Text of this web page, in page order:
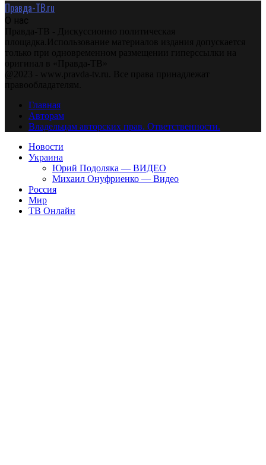
Правда-ТВ.ru
О нас
Правда-ТВ - Дискуссионно политическая
площадка.Использование материалов издания допускается
только при одновременном размещении гиперссылки на
оригинал в «Правда-ТВ»
@2023 - www.pravda-tv.ru. Все права принадлежат
правообладателям.
Главная
Авторам
Владельцам авторских прав. Ответственности.
Новости
Украина
Юрий Подоляка — ВИДЕО
Михаил Онуфриенко — Видео
Россия
Мир
ТВ Онлайн